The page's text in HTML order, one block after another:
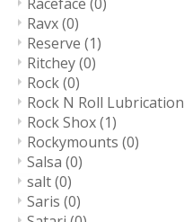
Ravx(0)
Reserve (1)
Ritchey(0)
Rock(0)
Rock N Roll Lubrication
Rock Shox(1)
Rockymounts (0)
Salsa (0)
salt(0)
Saris (0)